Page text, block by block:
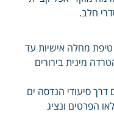
חלב.
טיפת מחלה אישיות עד
מינית בירורים
דרך סיעודי הנדסה ים
הפרטים ונציג